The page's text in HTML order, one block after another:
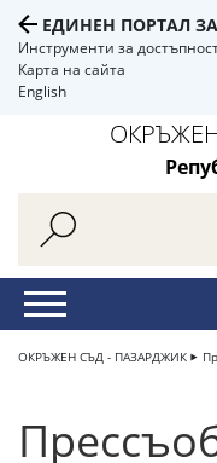
ЕДИНЕН ПОРТАЛ
Инструменти за
Карта на сайта
English
ОКРЪЖЕН СЪД - ПАЗАРДЖИК